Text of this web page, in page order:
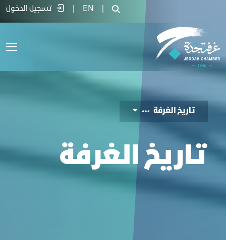
ﺗﺎرﻳﺦ اﻟﻐﺮﻓﺔ - غرفة جدة EN تسجيل الدخول
ﺗﺎرﻳﺦ اﻟﻐﺮﻓﺔ
ﺗﺎرﻳﺦ اﻟﻐﺮﻓﺔ